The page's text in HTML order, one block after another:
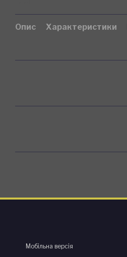
Опис Характеристики
Мобільна версія